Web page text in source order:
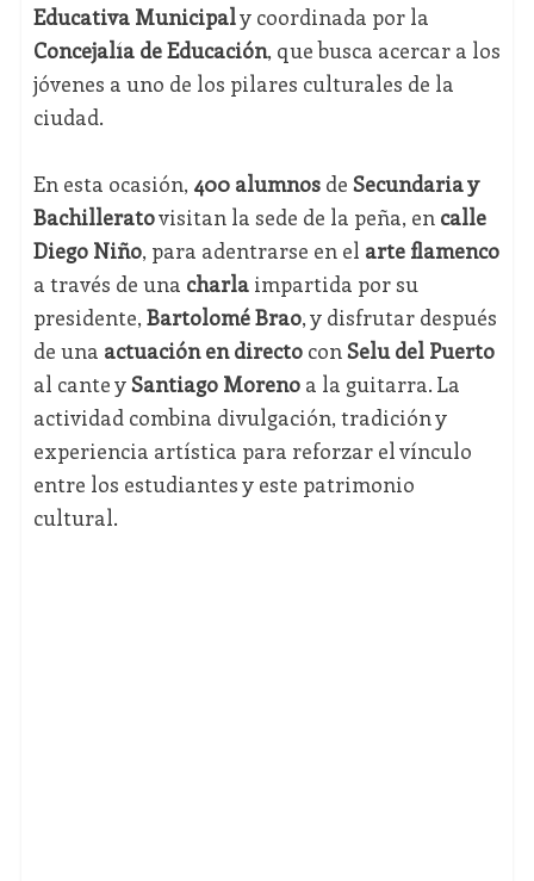
Educativa Municipaly coordinada por la
Concejalía de Educación, que busca acercar a los
jóvenes a uno de los pilares culturales de la
ciudad.
En esta ocasión, 400 alumnosde Secundaria y
Bachilleratovisitan la sede de la peña, en calle
Diego Niño, para adentrarse en el arte flamenco
a través de una charlaimpartida por su
presidente, Bartolomé Brao, y disfrutar después
de una actuación en directoconSelu del Puerto
al cante ySantiago Morenoa la guitarra. La
actividad combina divulgación, tradición y
experiencia artística para reforzar el vínculo
entre los estudiantes y este patrimonio
cultural.